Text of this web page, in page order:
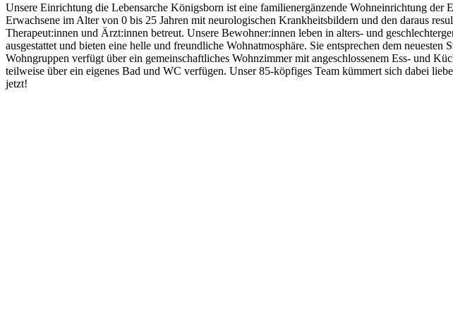
Unsere Einrichtung die Lebensarche Königsborn ist eine familienergänzende Wohneinrichtung
Erwachsene im Alter von 0 bis 25 Jahren mit neurologischen Krankheitsbildern und den daraus
Therapeut:innen und Ärzt:innen betreut. Unsere Bewohner:innen leben in alters- und
ausgestattet und bieten eine helle und freundliche Wohnatmosphäre. Sie entsprechen dem
Wohngruppen verfügt über ein gemeinschaftliches Wohnzimmer mit angeschlossenem Ess- und
teilweise über ein eigenes Bad und WC verfügen. Unser 85-köpfiges Team kümmert sich dabei
jetzt!